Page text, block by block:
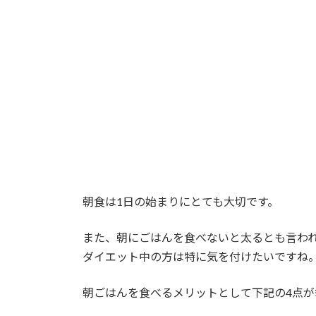
朝食は1日の始まりにとても大切です。
また、朝にごはんを食べないと太るとも言わ
ダイエット中の方は特に気を付けたいですね。
朝ごはんを食べるメリットとして下記の4点が